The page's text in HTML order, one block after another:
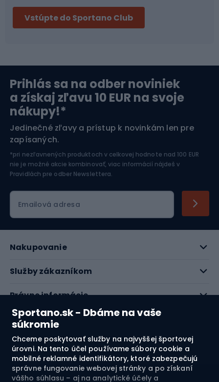
Sportano.sk - Dbáme na vaše
súkromie
Chceme poskytovať služby na najvyššej športovej
úrovni. Na tento účel používame súbory cookie a
mobilné reklamné identifikátory, ktoré zabezpečujú
správne fungovanie webovej stránky a po získaní
vášho súhlasu – aj na analytické účely a
Bikepacking
Orientačný beh
Cyklistické prilby
Lyžovanie
Športová elektronika
Jazdectvo
Vstúpte do Sportano Club
Prihlás sa na odber noviniek
a získaj zľavu 10 EUR na svoje
nákupy!*
Jedinečné zľavy a prístup k novinkám len pre
zapísaných.
*pri nezľavnených produktoch v celkovej hodnote nad 100 EUR
nie je možné akcie kombinovať, viac informácií nájdeš v
Pravidlách pre odber Newslettera.
Emailová adresa
Nakupovanie
Služby zákazníkom
Právne informácie
O nás
Pozrite si naše recenzie
4.7